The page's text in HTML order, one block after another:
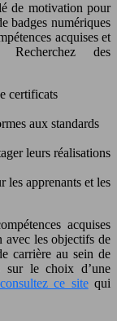
de motivation pour
badges numériques
acquises et
Recherchez des
certificats
aux standards
leurs réalisations
les apprenants et les
acquises
avec les objectifs de
carrière au sein de
sur le choix d’une
consultez ce sitequi